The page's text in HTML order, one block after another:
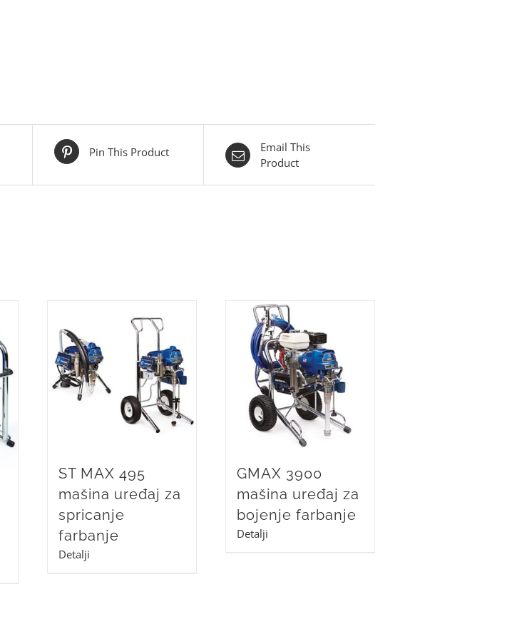
Pin This Product
Email This
Product
ST MAX 495
mašina uređaj za
spricanje
farbanje
Detalji
GMAX 3900
mašina uređaj za
bojenje farbanje
Detalji